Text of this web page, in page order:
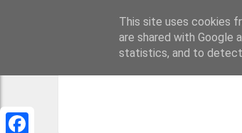
This site uses cookies
are shared with Google
statistics, and to detect